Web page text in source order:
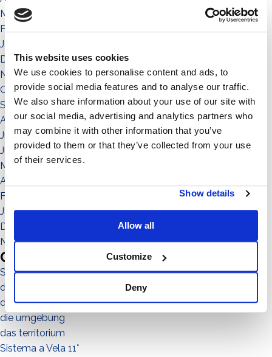
This website uses cookies
We use cookies to personalise content and ads, to
provide social media features and to analyse our traffic.
We also share information about your use of our site with
our social media, advertising and analytics partners who
may combine it with other information that you’ve
provided to them or that they’ve collected from your use
of their services.
Show details
Allow all
Customize
Deny
März 2022
Februar 2022
Januar 2022
Dezember 2021
November 2021
Oktober 2021
September 2021
August 2021
Juli 2021
Juni 2021
Mai 2021
April 2021
Februar 2021
Januar 2021
Dezember 2020
November 2020
Categories
Sistema No-Flex
die menschen
die gemeinde
die umgebung
das territorium
Sistema a Vela 11°